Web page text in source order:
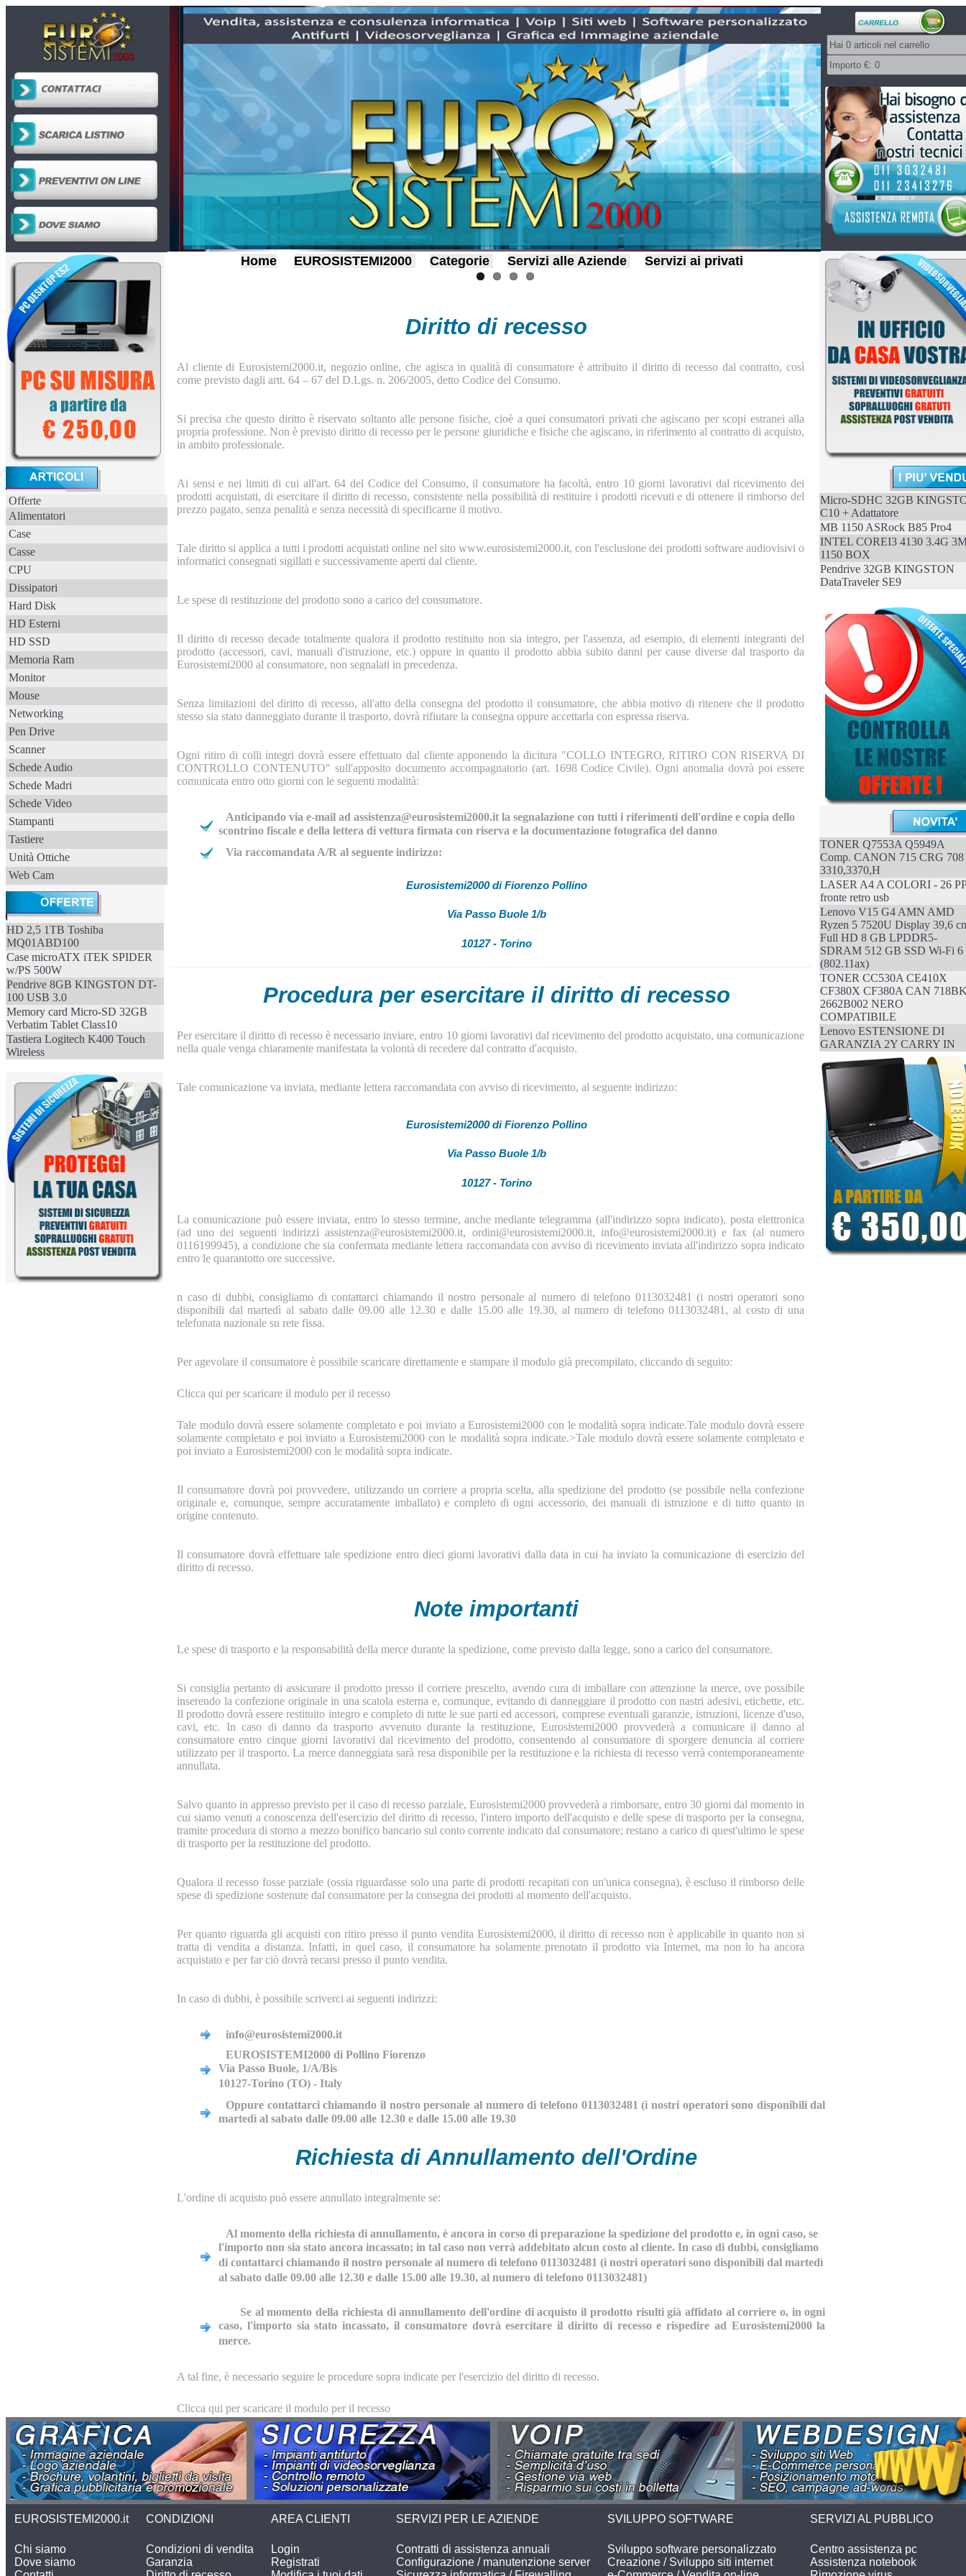
Offerte
Alimentatori
Case
Casse
CPU
Dissipatori
Hard Disk
HD Esterni
HD SSD
Memoria Ram
Monitor
Mouse
Networking
Pen Drive
Scanner
Schede Audio
Schede Madri
Schede Video
Stampanti
Tastiere
Unità Ottiche
Web Cam
HD 2,5 1TB Toshiba
MQ01ABD100
Case microATX iTEK SPIDER
w/PS 500W
Pendrive 8GB KINGSTON DT-
100 USB 3.0
Memory card Micro-SD 32GB
Verbatim Tablet Class10
Tastiera Logitech K400 Touch
Wireless
Home EUROSISTEMI2000 Categorie Servizi alle Aziende Servizi ai privati
Diritto di recesso
Al cliente di Eurosistemi2000.it, negozio online, che agisca in qualità di consumatore è attribuito il diritto di recesso dal contratto, così
come previsto dagli artt. 64 – 67 del D.Lgs. n. 206/2005, detto Codice del Consumo.
Si precisa che questo diritto è riservato soltanto alle persone fisiche, cioè a quei consumatori privati che agiscano per scopi estranei alla
propria professione. Non è previsto diritto di recesso per le persone giuridiche e fisiche che agiscano, in riferimento al contratto di acquisto,
in ambito professionale.
Ai sensi e nei limiti di cui all'art. 64 del Codice del Consumo, il consumatore ha facoltà, entro 10 giorni lavorativi dal ricevimento dei
prodotti acquistati, di esercitare il diritto di recesso, consistente nella possibilità di restituire i prodotti ricevuti e di ottenere il rimborso del
prezzo pagato, senza penalità e senza necessità di specificarne il motivo.
Tale diritto si applica a tutti i prodotti acquistati online nel sito www.eurosistemi2000.it, con l'esclusione dei prodotti software audiovisivi o
informatici consegnati sigillati e successivamente aperti dal cliente.
Le spese di restituzione del prodotto sono a carico del consumatore.
Il diritto di recesso decade totalmente qualora il prodotto restituito non sia integro, per l'assenza, ad esempio, di elementi integranti del
prodotto (accessori, cavi, manuali d'istruzione, etc.) oppure in quanto il prodotto abbia subito danni per cause diverse dal trasporto da
Eurosistemi2000 al consumatore, non segnalati in precedenza.
Senza limitazioni del diritto di recesso, all'atto della consegna del prodotto il consumatore, che abbia motivo di ritenere che il prodotto
stesso sia stato danneggiato durante il trasporto, dovrà rifiutare la consegna oppure accettarla con espressa riserva.
Ogni ritiro di colli integri dovrà essere effettuato dal cliente apponendo la dicitura "COLLO INTEGRO, RITIRO CON RISERVA DI
CONTROLLO CONTENUTO" sull'apposito documento accompagnatorio (art. 1698 Codice Civile). Ogni anomalia dovrà poi essere
comunicata entro otto giorni con le seguenti modalità:
Anticipando via e-mail ad assistenza@eurosistemi2000.it la segnalazione con tutti i riferimenti dell'ordine e copia dello
scontrino fiscale e della lettera di vettura firmata con riserva e la documentazione fotografica del danno
Via raccomandata A/R al seguente indirizzo:
Eurosistemi2000 di Fiorenzo Pollino
Via Passo Buole 1/b
10127 - Torino
Procedura per esercitare il diritto di recesso
Per esercitare il diritto di recesso è necessario inviare, entro 10 giorni lavorativi dal ricevimento del prodotto acquistato, una comunicazione
nella quale venga chiaramente manifestata la volontà di recedere dal contratto d'acquisto.
Tale comunicazione va inviata, mediante lettera raccomandata con avviso di ricevimento, al seguente indirizzo:
Eurosistemi2000 di Fiorenzo Pollino
Via Passo Buole 1/b
10127 - Torino
La comunicazione può essere inviata, entro lo stesso termine, anche mediante telegramma (all'indirizzo sopra indicato), posta elettronica
(ad uno dei seguenti indirizzi assistenza@eurosistemi2000.it, ordini@eurosistemi2000.it, info@eurosistemi2000.it) e fax (al numero
0116199945), a condizione che sia confermata mediante lettera raccomandata con avviso di ricevimento inviata all'indirizzo sopra indicato
entro le quarantotto ore successive.
n caso di dubbi, consigliamo di contattarci chiamando il nostro personale al numero di telefono 0113032481 (i nostri operatori sono
disponibili dal martedì al sabato dalle 09.00 alle 12.30 e dalle 15.00 alle 19.30, al numero di telefono 0113032481, al costo di una
telefonata nazionale su rete fissa.
Per agevolare il consumatore è possibile scaricare direttamente e stampare il modulo già precompilato, cliccando di seguito:
Clicca qui per scaricare il modulo per il recesso
Tale modulo dovrà essere solamente completato e poi inviato a Eurosistemi2000 con le modalità sopra indicate.Tale modulo dovrà essere
solamente completato e poi inviato a Eurosistemi2000 con le modalità sopra indicate.>Tale modulo dovrà essere solamente completato e
poi inviato a Eurosistemi2000 con le modalità sopra indicate.
Il consumatore dovrà poi provvedere, utilizzando un corriere a propria scelta, alla spedizione del prodotto (se possibile nella confezione
originale e, comunque, sempre accuratamente imballato) e completo di ogni accessorio, dei manuali di istruzione e di tutto quanto in
origine contenuto.
Il consumatore dovrà effettuare tale spedizione entro dieci giorni lavorativi dalla data in cui ha inviato la comunicazione di esercizio del
diritto di recesso.
Note importanti
Le spese di trasporto e la responsabilità della merce durante la spedizione, come previsto dalla legge, sono a carico del consumatore.
Si consiglia pertanto di assicurare il prodotto presso il corriere prescelto, avendo cura di imballare con attenzione la merce, ove possibile
inserendo la confezione originale in una scatola esterna e, comunque, evitando di danneggiare il prodotto con nastri adesivi, etichette, etc.
Il prodotto dovrà essere restituito integro e completo di tutte le sue parti ed accessori, comprese eventuali garanzie, istruzioni, licenze d'uso,
cavi, etc. In caso di danno da trasporto avvenuto durante la restituzione, Eurosistemi2000 provvederà a comunicare il danno al
consumatore entro cinque giorni lavorativi dal ricevimento del prodotto, consentendo al consumatore di sporgere denuncia al corriere
utilizzato per il trasporto. La merce danneggiata sarà resa disponibile per la restituzione e la richiesta di recesso verrà contemporaneamente
annullata.
Salvo quanto in appresso previsto per il caso di recesso parziale, Eurosistemi2000 provvederà a rimborsare, entro 30 giorni dal momento in
cui siamo venuti a conoscenza dell'esercizio del diritto di recesso, l'intero importo dell'acquisto e delle spese di trasporto per la consegna,
tramite procedura di storno a mezzo bonifico bancario sul conto corrente indicato dal consumatore; restano a carico di quest'ultimo le spese
di trasporto per la restituzione del prodotto.
Qualora il recesso fosse parziale (ossia riguardasse solo una parte di prodotti recapitati con un'unica consegna), è escluso il rimborso delle
spese di spedizione sostenute dal consumatore per la consegna dei prodotti al momento dell'acquisto.
Per quanto riguarda gli acquisti con ritiro presso il punto vendita Eurosistemi2000, il diritto di recesso non è applicabile in quanto non si
tratta di vendita a distanza. Infatti, in quel caso, il consumatore ha solamente prenotato il prodotto via Internet, ma non lo ha ancora
acquistato e per far ciò dovrà recarsi presso il punto vendita.
In caso di dubbi, è possibile scriverci ai seguenti indirizzi:
info@eurosistemi2000.it
EUROSISTEMI2000 di Pollino Fiorenzo
Via Passo Buole, 1/A/Bis
10127-Torino (TO) - Italy
Oppure contattarci chiamando il nostro personale al numero di telefono 0113032481 (i nostri operatori sono disponibili dal
martedì al sabato dalle 09.00 alle 12.30 e dalle 15.00 alle 19.30
Richiesta di Annullamento dell'Ordine
L'ordine di acquisto può essere annullato integralmente se:
Al momento della richiesta di annullamento, è ancora in corso di preparazione la spedizione del prodotto e, in ogni caso, se
l'importo non sia stato ancora incassato; in tal caso non verrà addebitato alcun costo al cliente. In caso di dubbi, consigliamo
di contattarci chiamando il nostro personale al numero di telefono 0113032481 (i nostri operatori sono disponibili dal martedì
al sabato dalle 09.00 alle 12.30 e dalle 15.00 alle 19.30, al numero di telefono 0113032481)
Se al momento della richiesta di annullamento dell'ordine di acquisto il prodotto risulti già affidato al corriere o, in ogni
caso, l'importo sia stato incassato, il consumatore dovrà esercitare il diritto di recesso e rispedire ad Eurosistemi2000 la
merce.
A tal fine, è necessario seguire le procedure sopra indicate per l'esercizio del diritto di recesso.
Clicca qui per scaricare il modulo per il recesso
Micro-SDHC 32GB
C10 + Adattatore
MB 1150 ASRock B85 Pro4
INTEL COREI3 4130 3.4G
1150 BOX
Pendrive 32GB KINGSTON
DataTraveler SE9
TONER Q7553A Q5949A
Comp. CANON 715 CRG 708
3310,3370,H
LASER A4 A COLORI - 26
fronte retro usb
Lenovo V15 G4 AMN AMD
Ryzen 5 7520U Display 39,6
Full HD 8 GB LPDDR5-
SDRAM 512 GB SSD Wi-Fi 6
(802.11ax)
TONER CC530A CE410X
CF380X CF380A CAN
2662B002 NERO
COMPATIBILE
Lenovo ESTENSIONE DI
GARANZIA 2Y CARRY IN
EUROSISTEMI2000.it
Chi siamo
Dove siamo
CONDIZIONI
Condizioni di vendita
Garanzia
AREA CLIENTI
Login
Registrati
SERVIZI PER LE AZIENDE
Contratti di assistenza annuali
Configurazione / manutenzione server
SVILUPPO SOFTWARE
Sviluppo software personalizzato
Creazione / Sviluppo siti internet
SERVIZI AL PUBBLICO
Centro assistenza pc
Assistenza notebook